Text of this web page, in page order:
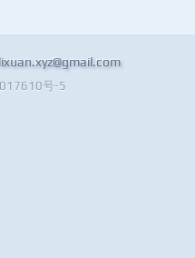
lixuan.xyz@gmail.com
号-5